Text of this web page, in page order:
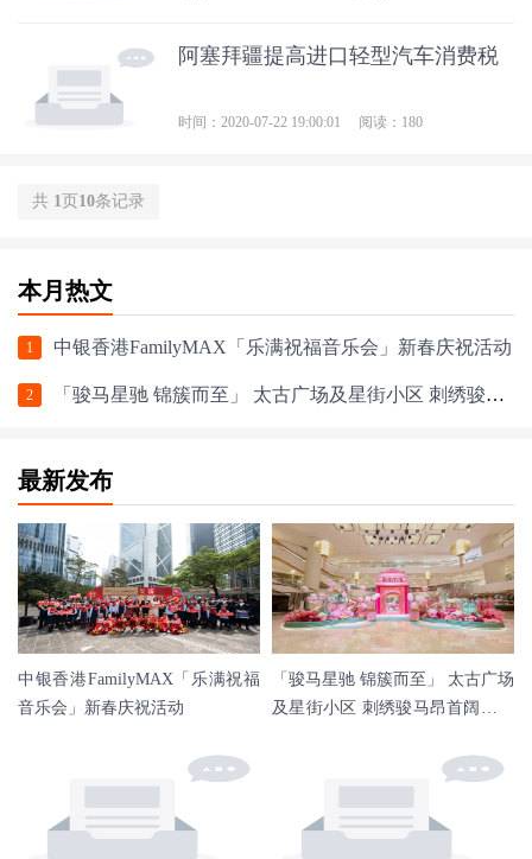
阿塞拜疆提高进口轻型汽车消费税
时间：2020-07-22 19:00:01 阅读：180
共 1 页 10条记录
本月热文
1 中银香港FamilyMAX「乐满祝福音乐会」新春庆祝活动
2 「骏马星驰 锦簇而至」 太古广场及星街小区 刺绣骏马昂首阔步迎马年
最新发布
中银香港FamilyMAX「乐满祝福
音乐会」新春庆祝活动
「骏马星驰 锦簇而至」 太古广场
及星街小区 刺绣骏马昂首阔步迎